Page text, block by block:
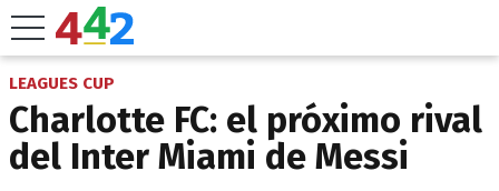
LEAGUES CUP
Charlotte FC: el próximo rival
del Inter Miami de Messi